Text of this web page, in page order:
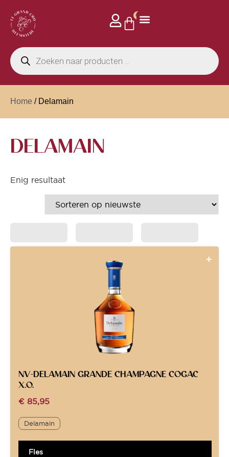
0
Home / Delamain
DELAMAIN
Enig resultaat
NV-DELAMAIN GRANDE CHAMPAGNE COGAC
X.O.
€ 85,95
Delamain
Fles